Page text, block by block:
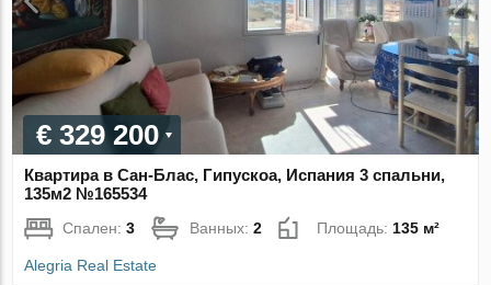
€ 329 200
Квартира в Сан-Блас, Гипускоа, Испания 3 спальни,
135м2 №165534
Спален:3 Ванных:2 Площадь:135 м²
Alegria Real Estate